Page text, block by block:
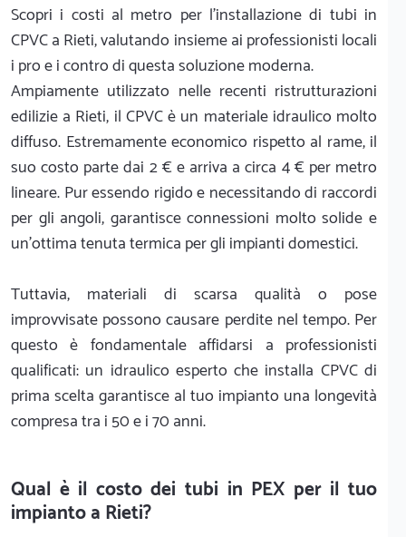
Scopri i costi al metro per l'installazione di tubi in
CPVC a Rieti, valutando insieme ai professionisti locali
i pro e i contro di questa soluzione moderna.
Ampiamente utilizzato nelle recenti ristrutturazioni
edilizie a Rieti, il CPVC è un materiale idraulico molto
diffuso. Estremamente economico rispetto al rame, il
suo costo parte dai 2 € e arriva a circa 4 € per metro
lineare. Pur essendo rigido e necessitando di raccordi
per gli angoli, garantisce connessioni molto solide e
un'ottima tenuta termica per gli impianti domestici.
Tuttavia, materiali di scarsa qualità o pose
improvvisate possono causare perdite nel tempo. Per
questo è fondamentale affidarsi a professionisti
qualificati: un idraulico esperto che installa CPVC di
prima scelta garantisce al tuo impianto una longevità
compresa tra i 50 e i 70 anni.
Qual è il costo dei tubi in PEX per il tuo
impianto a Rieti?